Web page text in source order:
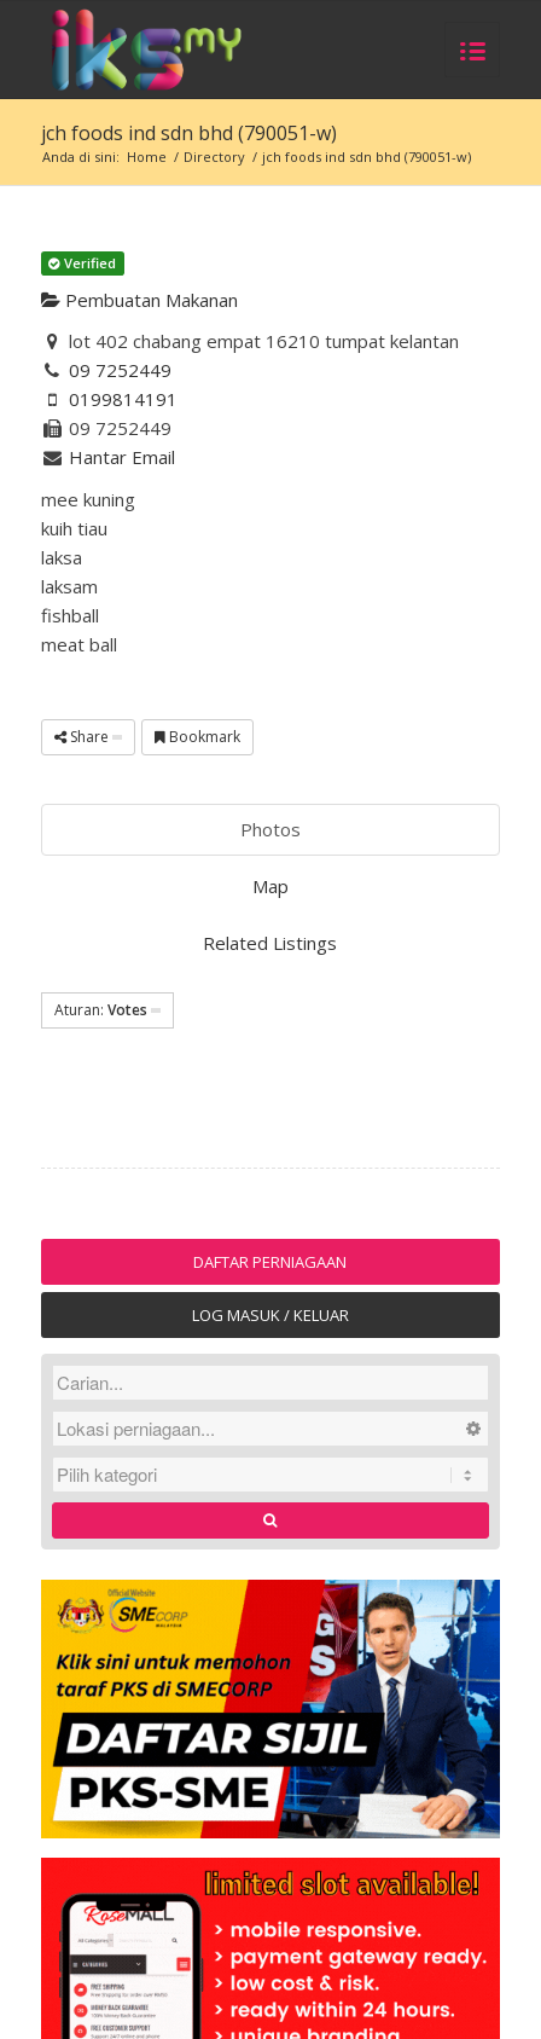
jch foods ind sdn bhd (790051-w)
Anda di sini: Home / Directory / jch foods ind sdn bhd (790051-w)
Verified
Pembuatan Makanan
lot 402 chabang empat 16210 tumpat kelantan
09 7252449
0199814191
09 7252449
Hantar Email
mee kuning
kuih tiau
laksa
laksam
fishball
meat ball
Share Bookmark
Photos
Map
Related Listings
Aturan: Votes
DAFTAR PERNIAGAAN
LOG MASUK / KELUAR